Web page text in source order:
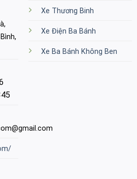
Xe Thương Binh
Xe Điện Ba Bánh
Xe Ba Bánh Không Ben